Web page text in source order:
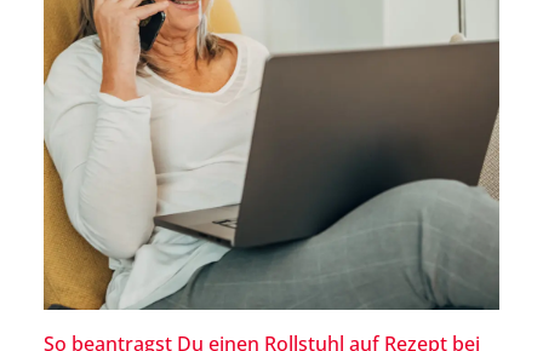
So beantragst Du einen Rollstuhl auf Rezept bei